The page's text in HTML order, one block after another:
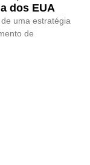
dos EUA
uma estratégia
de